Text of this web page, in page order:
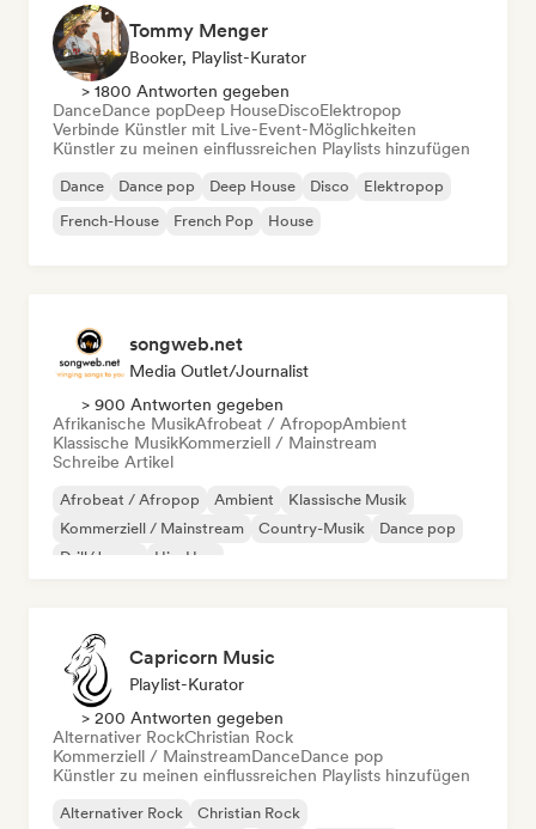
Tommy Menger
Booker, Playlist-Kurator
> 1800 Antworten gegeben
DanceDance popDeep HouseDiscoElektropop
Verbinde Künstler mit Live-Event-Möglichkeiten
Künstler zu meinen einflussreichen Playlists hinzufügen
Dance Dance pop Deep House Disco
Elektropop
French-House
French Pop House
songweb.net
Media Outlet/Journalist
> 900 Antworten gegeben
Afrikanische MusikAfrobeat / AfropopAmbient
Klassische MusikKommerziell / Mainstream
Schreibe Artikel
Afrobeat / Afropop Ambient
Klassische Musik
Kommerziell / Mainstream
Country-Musik
Dance pop
Drill/Jersey
Hip-Hop
Capricorn Music
Playlist-Kurator
> 200 Antworten gegeben
Alternativer RockChristian Rock
Kommerziell / MainstreamDanceDance pop
Künstler zu meinen einflussreichen Playlists hinzufügen
Alternativer Rock Christian Rock